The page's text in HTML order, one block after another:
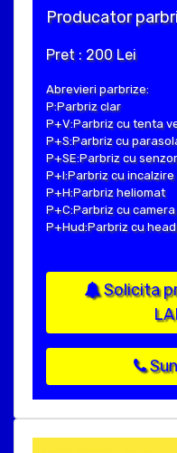
Producator
Pret : 200 Lei
Abrevieri parbrize:
P:Parbriz clar
P+V:Parbriz cu tenta
P+S:Parbriz cu
P+SE:Parbriz cu senzor
P+I:Parbriz cu incalzire
P+H:Parbriz heliomat
P+C:Parbriz cu camera
P+Hud:Parbriz cu
Solicita